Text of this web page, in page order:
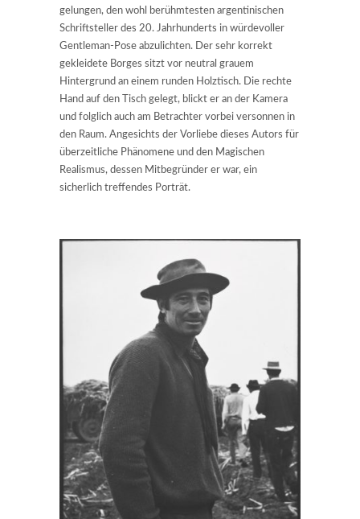
gelungen, den wohl berühmtesten argentinischen
Schriftsteller des 20. Jahrhunderts in würdevoller
Gentleman-Pose abzulichten. Der sehr korrekt
gekleidete Borges sitzt vor neutral grauem
Hintergrund an einem runden Holztisch. Die rechte
Hand auf den Tisch gelegt, blickt er an der Kamera
und folglich auch am Betrachter vorbei versonnen in
den Raum. Angesichts der Vorliebe dieses Autors für
überzeitliche Phänomene und den Magischen
Realismus, dessen Mitbegründer er war, ein
sicherlich treffendes Porträt.